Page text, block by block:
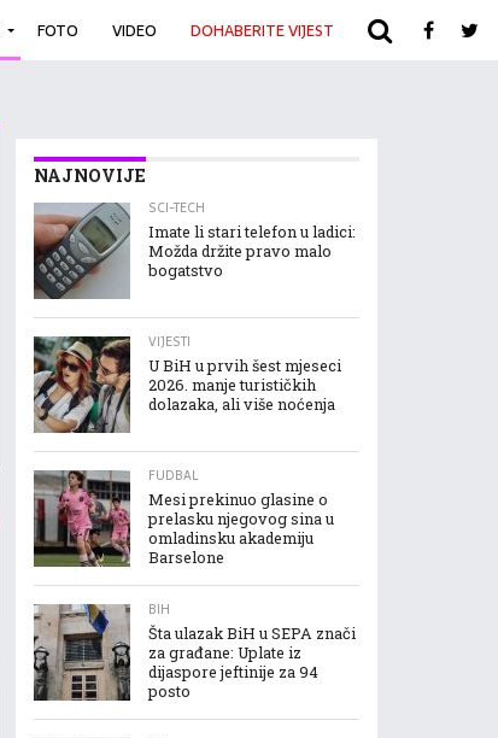
FOTO VIDEO DOHABERITE VIJEST ARHIVA
NAJNOVIJE
SCI-TECH
Imate li stari telefon u ladici:
Možda držite pravo malo
bogatstvo
VIJESTI
U BiH u prvih šest mjeseci
2026. manje turističkih
dolazaka, ali više noćenja
FUDBAL
Mesi prekinuo glasine o
prelasku njegovog sina u
omladinsku akademiju
Barselone
BIH
Šta ulazak BiH u SEPA znači
za građane: Uplate iz
dijaspore jeftinije za 94
posto